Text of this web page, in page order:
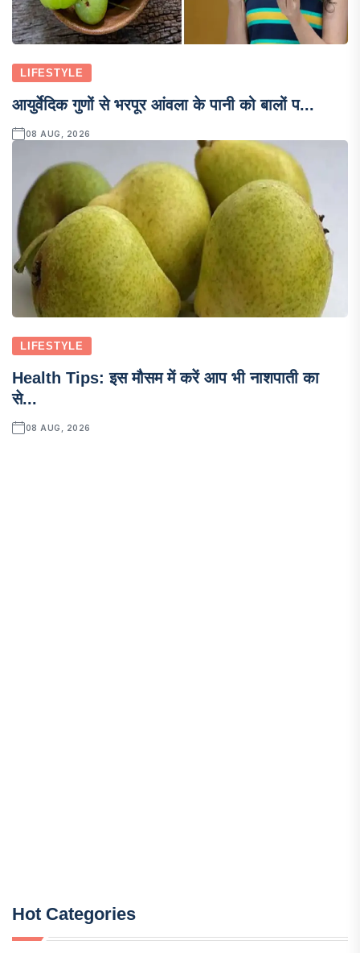
LIFESTYLE
आयुर्वेदिक गुणों से भरपूर आंवला के पानी को बालों प...
08 AUG, 2026
LIFESTYLE
Health Tips: इस मौसम में करें आप भी नाशपाती का
से...
08 AUG, 2026
Hot Categories